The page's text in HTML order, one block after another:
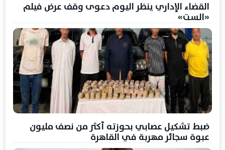
القضاء الإداري ينظر اليوم دعوى وقف عرض فيلم
«الست»
ضبط تشكيل عصابي بحوزته أكثر من نصف مليون
عبوة سجائر مهربة في القاهرة